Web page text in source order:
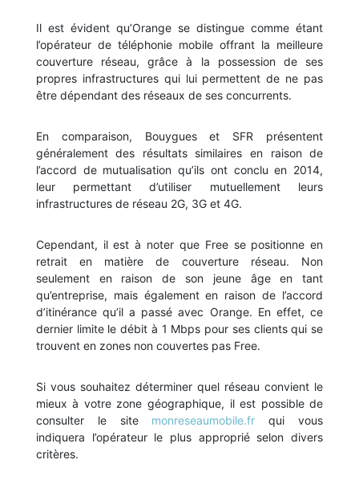
Il est évident qu’Orange se distingue comme étant
l’opérateur de téléphonie mobile offrant la meilleure
couverture réseau, grâce à la possession de ses
propres infrastructures qui lui permettent de ne pas
être dépendant des réseaux de ses concurrents.
En comparaison, Bouygues et SFR présentent
généralement des résultats similaires en raison de
l’accord de mutualisation qu’ils ont conclu en 2014,
leur permettant d’utiliser mutuellement leurs
infrastructures de réseau 2G, 3G et 4G.
Cependant, il est à noter que Free se positionne en
retrait en matière de couverture réseau. Non
seulement en raison de son jeune âge en tant
qu’entreprise, mais également en raison de l’accord
d’itinérance qu’il a passé avec Orange. En effet, ce
dernier limite le débit à 1 Mbps pour ses clients qui se
trouvent en zones non couvertes pas Free.
Si vous souhaitez déterminer quel réseau convient le
mieux à votre zone géographique, il est possible de
consulter le site monreseaumobile.fr qui vous
indiquera l’opérateur le plus approprié selon divers
critères.